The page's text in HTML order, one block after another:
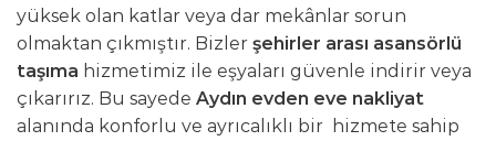
yüksek olan katlar veya dar mekânlar sorun
olmaktan çıkmıştır. Bizler şehirler arası asansörlü
taşıma hizmetimiz ile eşyaları güvenle indirir veya
çıkarırız. Bu sayede Aydın evden eve nakliyat
alanında konforlu ve ayrıcalıklı bir hizmete sahip